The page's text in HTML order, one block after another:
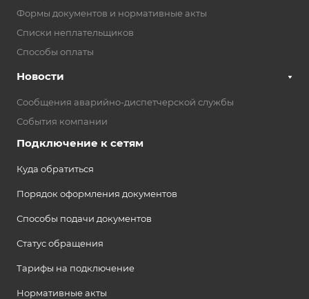
Формы документов и нормативные акты
Списки неплательщиков
Способы оплаты
Новости
Сообщения аварийно-диспетчерской службы
События компании
Подключение к сетям
Куда обратиться
Порядок оформления документов
Способы подачи документов
Статус обращения
Тарифы на подключение
Нормативные акты